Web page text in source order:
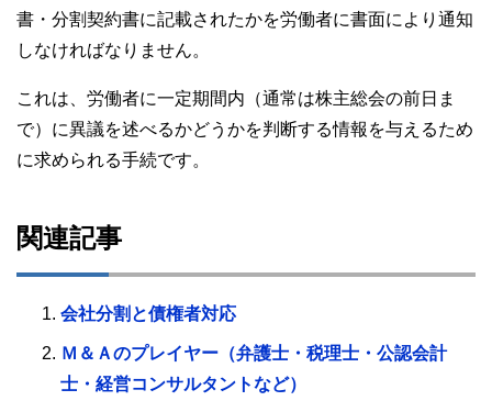
書・分割契約書に記載されたかを労働者に書面により通知
しなければなりません。
これは、労働者に一定期間内（通常は株主総会の前日ま
で）に異議を述べるかどうかを判断する情報を与えるため
に求められる手続です。
関連記事
会社分割と債権者対応
Ｍ＆Ａのプレイヤー（弁護士・税理士・公認会計
士・経営コンサルタントなど）